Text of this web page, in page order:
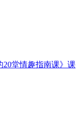
堂情趣指南课》课